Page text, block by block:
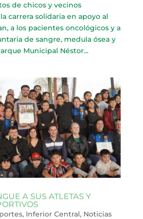
de chicos y vecinos
carrera solidaria en apoyo al
a los pacientes oncológicos y a
de sangre, medula ósea y
Municipal Néstor...
A SUS ATLETAS Y
, Inferior Central, Noticias